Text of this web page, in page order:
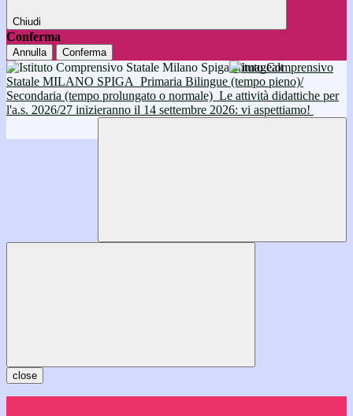
Chiudi
Conferma
Annulla Conferma
Istituto Comprensivo
Statale MILANO SPIGA Primaria Bilingue (tempo pieno)/
Secondaria (tempo prolungato o normale) Le attività didattiche per
l'a.s. 2026/27 inizieranno il 14 settembre 2026: vi aspettiamo!
close